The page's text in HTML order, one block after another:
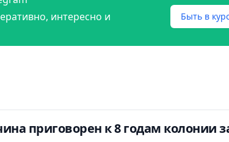
интересно и
Быть в
приговорен к 8 годам колонии